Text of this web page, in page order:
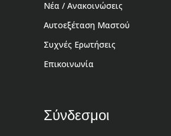
Νέα / Ανακοινώσεις
Αυτοεξέταση Μαστού
Συχνές Ερωτήσεις
Επικοινωνία
Σύνδεσμοι